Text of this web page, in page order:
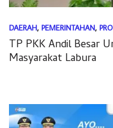
DAERAH, PEMERINTAHAN,
TP PKK Andil Besar
Masyarakat Labura